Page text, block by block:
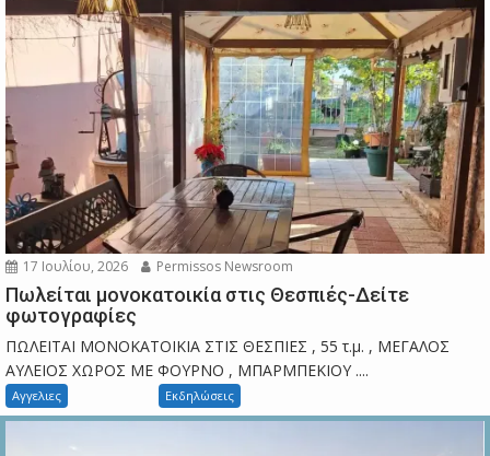
17 Ιουλίου, 2026 Permissos Newsroom
Πωλείται μονοκατοικία στις Θεσπιές-Δείτε
φωτογραφίες
ΠΩΛΕΙΤΑΙ ΜΟΝΟΚΑΤΟΙΚΙΑ ΣΤΙΣ ΘΕΣΠΙΕΣ , 55 τ.μ. , ΜΕΓΑΛΟΣ
ΑΥΛΕΙΟΣ ΧΩΡΟΣ ΜΕ ΦΟΥΡΝΟ , ΜΠΑΡΜΠΕΚΙΟΥ ....
Αγγελιες Εκδηλώσεις